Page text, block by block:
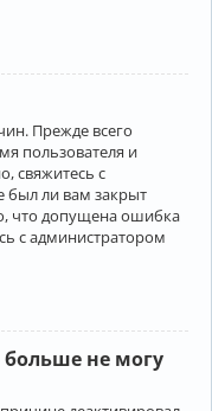
Прежде всего
пользователя и
свяжитесь с
был ли вам закрыт
что допущена ошибка
с администратором
больше не могу